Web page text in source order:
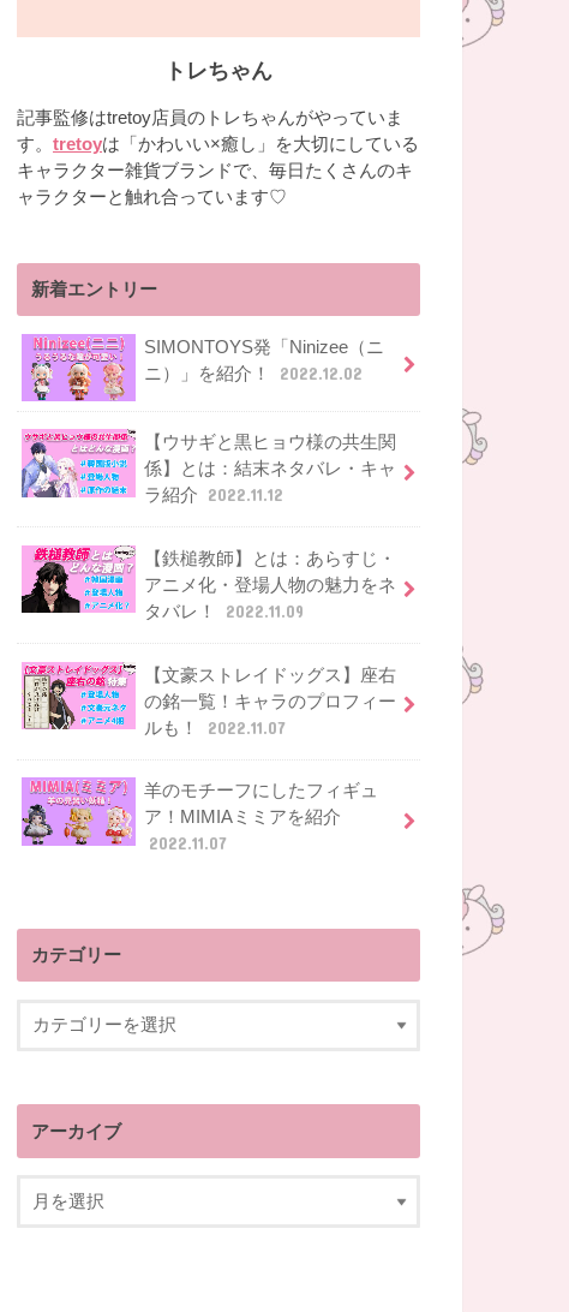
トレちゃん
記事監修はtretoy店員のトレちゃんがやっていま
す。 tretoyは「かわいい×癒し」を大切にしている
キャラクター雑貨ブランドで、毎日たくさんのキ
ャラクターと触れ合っています♡
新着エントリー
SIMONTOYS発「Ninizee（ニ
ニ）」を紹介！
2022.12.02
【ウサギと黒ヒョウ様の共生関
係】とは：結末ネタバレ・キャ
ラ紹介
2022.11.12
【鉄槌教師】とは：あらすじ・
アニメ化・登場人物の魅力をネ
タバレ！
2022.11.09
【文豪ストレイドッグス】座右
の銘一覧！キャラのプロフィー
ルも！
2022.11.07
羊のモチーフにしたフィギュ
ア！MIMIAミミアを紹介
2022.11.07
カテゴリー
アーカイブ